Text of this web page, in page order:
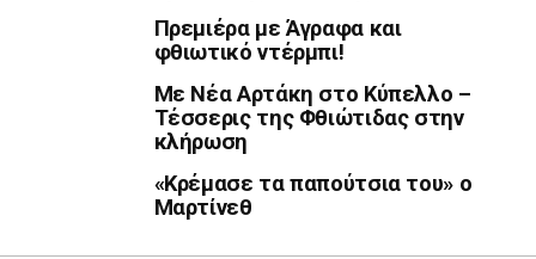
Πρεμιέρα με Άγραφα και
φθιωτικό ντέρμπι!
Με Νέα Αρτάκη στο Κύπελλο –
Τέσσερις της Φθιώτιδας στην
κλήρωση
«Κρέμασε τα παπούτσια του» ο
Μαρτίνεθ